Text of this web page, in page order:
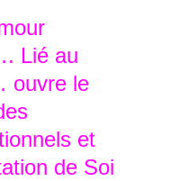
Lié au
ouvre le
et
de Soi